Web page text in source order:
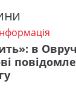
в